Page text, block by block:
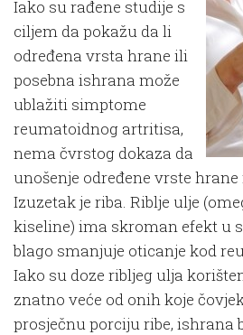
Iako su rađene studije s
ciljem da pokažu da li
određena vrsta hrane ili
posebna ishrana može
ublažiti simptome
reumatoidnog artritisa,
nema čvrstog dokaza da
unošenje određene vrste
Izuzetak je riba. Riblje ulje
kiseline) ima skroman efekt u
blago smanjuje oticanje kod
Iako su doze ribljeg ulja
znatno veće od onih koje
prosječnu porciju ribe, ishrana